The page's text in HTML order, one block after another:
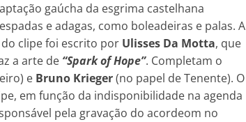
gaúcha da esgrima castelhana
e adagas, como boleadeiras e palas. A
clipe foi escrito por Ulisses Da Motta, que
a arte de “Spark of Hope”. Completam o
e Bruno Krieger(no papel de Tenente). O
em função da indisponibilidade na agenda
pela gravação do acordeom no